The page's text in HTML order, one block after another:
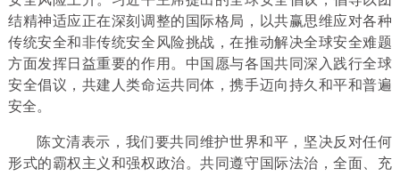
结精神适应正在深刻调整的国际格局，以共赢思维应对各种
传统安全和非传统安全风险挑战，在推动解决全球安全难题
方面发挥日益重要的作用。中国愿与各国共同深入践行全球
安全倡议，共建人类命运共同体，携手迈向持久和平和普遍
安全。
陈文清表示，我们要共同维护世界和平，坚决反对任何
形式的霸权主义和强权政治。共同遵守国际法治，全面、充